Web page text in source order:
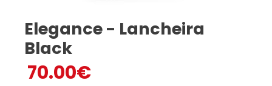
Elegance - Lancheira
Black
70.00€